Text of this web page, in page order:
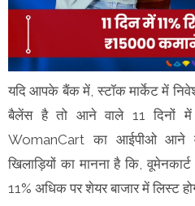
यदि आपके बैंक में, स्टॉक मार्केट में
बैलेंस है तो आने वाले 11 दिनों
WomanCart का आईपीओ आने
खिलाड़ियों का मानना है कि,
11% अधिक पर शेयर बाजार में लिस्ट